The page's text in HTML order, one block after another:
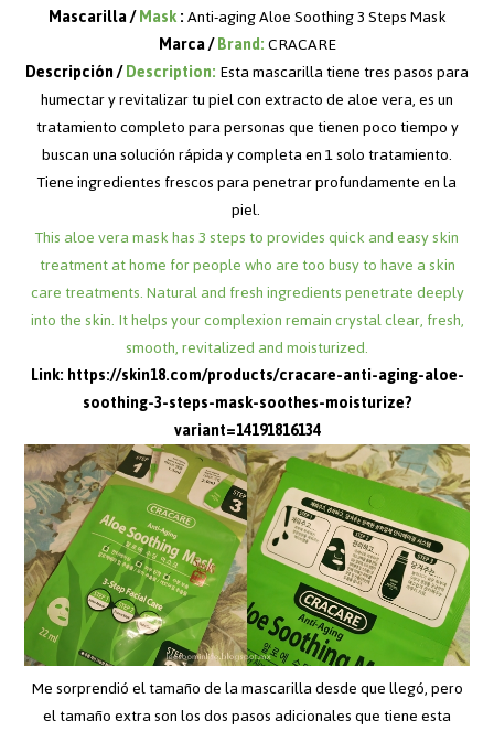
Mascarilla /Mask:Anti-aging Aloe Soothing 3 Steps Mask
Marca /Brand:CRACARE
Descripción /Description:Esta mascarilla tiene tres pasos para
humectar y revitalizar tu piel con extracto de aloe vera, es un
tratamiento completo para personas que tienen poco tiempo y
buscan una solución rápida y completa en 1 solo tratamiento.
Tiene ingredientes frescos para penetrar profundamente en la
piel.
This aloe vera mask has 3 steps to provides quick and easy skin
treatment at home for people who are too busy to have a skin
care treatments. Natural and fresh ingredients penetrate deeply
into the skin. It helps your complexion remain crystal clear, fresh,
smooth, revitalized and moisturized.
Link:https://skin18.com/products/cracare-anti-aging-aloe-
soothing-3-steps-mask-soothes-moisturize?
variant=14191816134
Me sorprendió el tamaño de la mascarilla desde que llegó, pero
el tamaño extra son los dos pasos adicionales que tiene esta